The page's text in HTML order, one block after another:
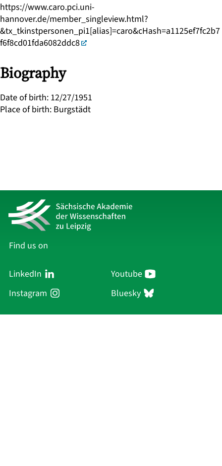
https://www.caro.pci.uni-
hannover.de/member_singleview.html?
&tx_tkinstpersonen_pi1[alias]=caro&cHash=a1125ef7fc2b7
f6f8cd01fda6082ddc8
Biography
Date of birth: 12/27/1951
Place of birth: Burgstädt
Find us on
LinkedIn
Youtube
Instagram
Bluesky